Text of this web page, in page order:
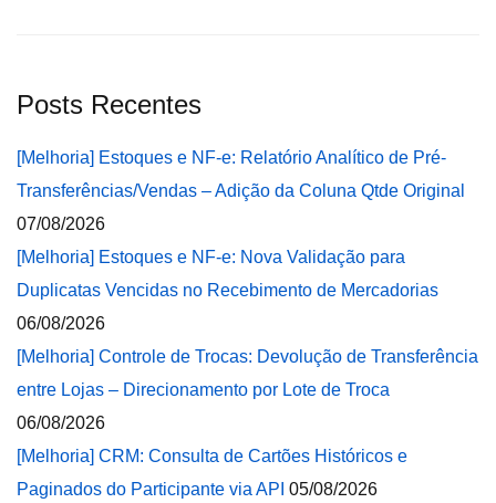
Posts Recentes
[Melhoria] Estoques e NF-e: Relatório Analítico de Pré-
Transferências/Vendas – Adição da Coluna Qtde Original
07/08/2026
[Melhoria] Estoques e NF-e: Nova Validação para
Duplicatas Vencidas no Recebimento de Mercadorias
06/08/2026
[Melhoria] Controle de Trocas: Devolução de Transferência
entre Lojas – Direcionamento por Lote de Troca
06/08/2026
[Melhoria] CRM: Consulta de Cartões Históricos e
Paginados do Participante via API 05/08/2026